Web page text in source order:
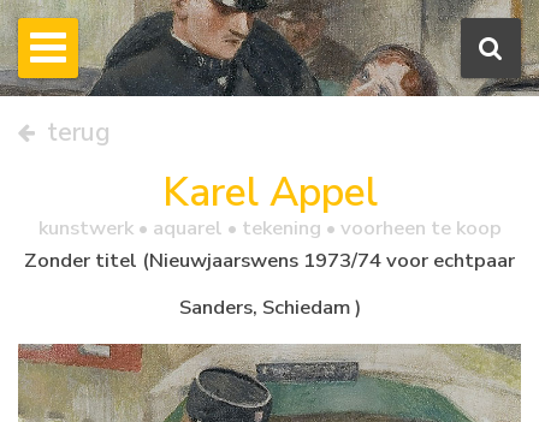
terug
Karel Appel
kunstwerk • aquarel • tekening • voorheen te koop
Zonder titel (Nieuwjaarswens 1973/74 voor echtpaar
Sanders, Schiedam )